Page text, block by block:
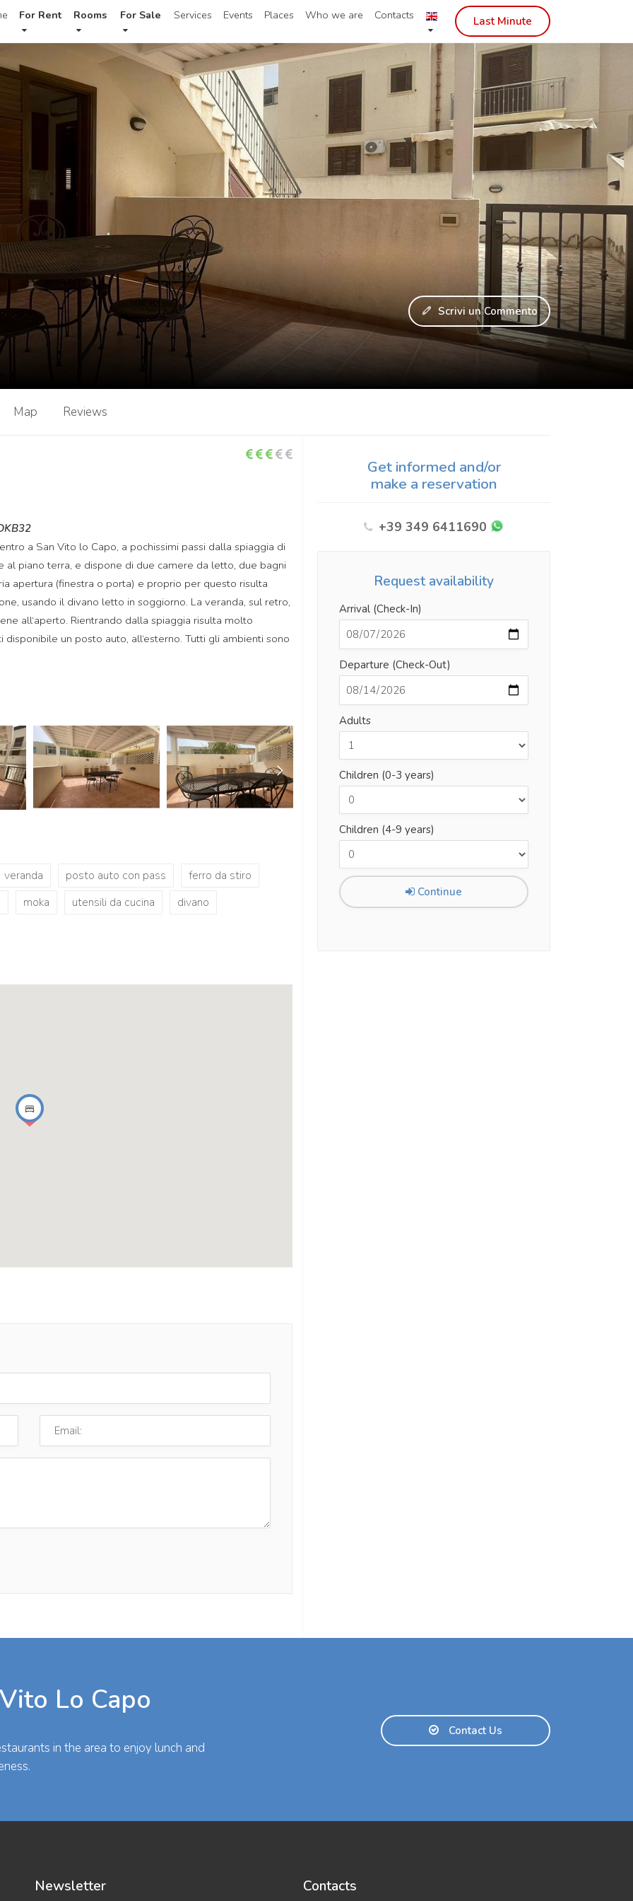
For Rent Rooms For Sale Services Events Places Who we are Contacts Last Minute
Scrivi un Commento
Map Reviews
a San Vito lo Capo, a pochissimi passi dalla spiaggia di
al piano terra, e dispone di due camere da letto, due bagni
apertura (finestra o porta) e proprio per questo risulta
usando il divano letto in soggiorno. La veranda, sul retro,
all‘aperto. Rientrando dalla spiaggia risulta molto
un posto auto, all‘esterno. Tutti gli ambienti sono
veranda posto auto con pass
ferro da stiro
moka utensili da cucina divano
Get informed and/or
make a reservation
+39 349 6411690
Request availability
Arrival (Check-In)
Departure (Check-Out)
Adults
Children (0-3 years)
Children (4-9 years)
Continue
Lo Capo
in the area to enjoy lunch and
Contact Us
Newsletter Contacts